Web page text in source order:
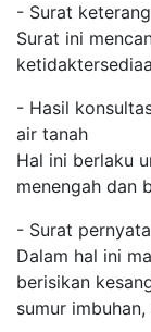
- Surat
Surat ini
- Hasil
air tanah
Hal ini berlaku
menengah dan
- Surat
Dalam hal ini
berisikan
sumur